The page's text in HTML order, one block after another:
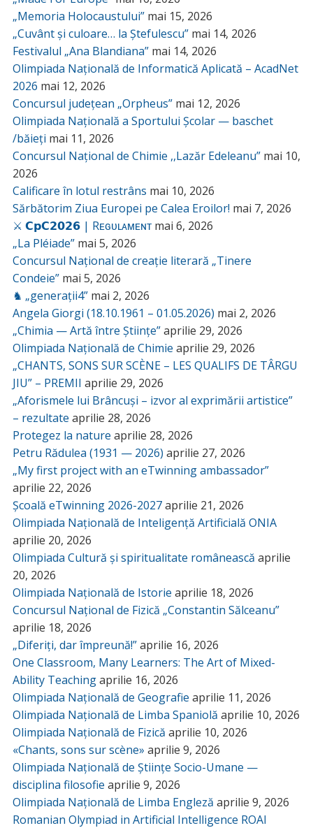
„Memoria Holocaustului” mai 15, 2026
„Cuvânt și culoare… la Ștefulescu” mai 14, 2026
Festivalul „Ana Blandiana” mai 14, 2026
Olimpiada Națională de Informatică Aplicată – AcadNet
2026 mai 12, 2026
Concursul județean „Orpheus” mai 12, 2026
Olimpiada Națională a Sportului Școlar — baschet
/băieți mai 11, 2026
Concursul Național de Chimie ,,Lazăr Edeleanu” mai 10,
2026
Calificare în lotul restrâns mai 10, 2026
Sărbătorim Ziua Europei pe Calea Eroilor! mai 7, 2026
⚔️ 𝗖𝗽𝗖𝟮𝟬𝟮𝟲 | Rᴇɢᴜʟᴀᴍᴇɴᴛ mai 6, 2026
„La Pléiade” mai 5, 2026
Concursul Național de creație literară „Tinere
Condeie” mai 5, 2026
♞ „generații4” mai 2, 2026
Angela Giorgi (18.10.1961 – 01.05.2026) mai 2, 2026
„Chimia — Artă între Științe”aprilie 29, 2026
Olimpiada Națională de Chimie aprilie 29, 2026
„CHANTS, SONS SUR SCÈNE – LES QUALIFS DE TÂRGU
JIU” – PREMII aprilie 29, 2026
„Aforismele lui Brâncuși – izvor al exprimării artistice”
– rezultate aprilie 28, 2026
Protegez la nature aprilie 28, 2026
Petru Rădulea (1931 — 2026) aprilie 27, 2026
„My first project with an eTwinning ambassador”
aprilie 22, 2026
Școală eTwinning 2026-2027aprilie 21, 2026
Olimpiada Națională de Inteligență Artificială ONIA
aprilie 20, 2026
Olimpiada Cultură și spiritualitate românească aprilie
20, 2026
Olimpiada Națională de Istorie aprilie 18, 2026
Concursul Național de Fizică „Constantin Sălceanu”
aprilie 18, 2026
„Diferiți, dar împreună!”aprilie 16, 2026
One Classroom, Many Learners: The Art of Mixed-
Ability Teachingaprilie 16, 2026
Olimpiada Națională de Geografie aprilie 11, 2026
Olimpiada Națională de Limba Spaniolă aprilie 10, 2026
Olimpiada Națională de Fizică aprilie 10, 2026
«Chants, sons sur scène» aprilie 9, 2026
Olimpiada Națională de Științe Socio-Umane —
disciplina filosofie aprilie 9, 2026
Olimpiada Națională de Limba Engleză aprilie 9, 2026
Romanian Olympiad in Artificial Intelligence ROAI